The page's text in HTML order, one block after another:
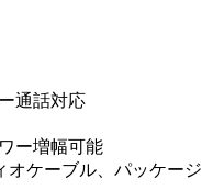
通話対応
ー増幅可能
オケーブル、パッケージ